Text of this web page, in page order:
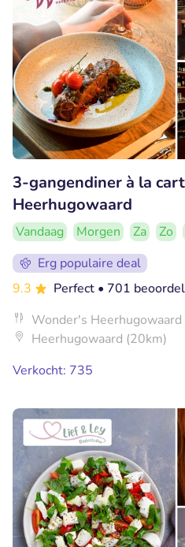
3-gangendiner à la
Heerhugowaard
Vandaag Morgen Za Zo
Erg populaire deal
9.3
Perfect • 701
Wonder's Heerhugowaard
Heerhugowaard (20km)
Verkocht: 735